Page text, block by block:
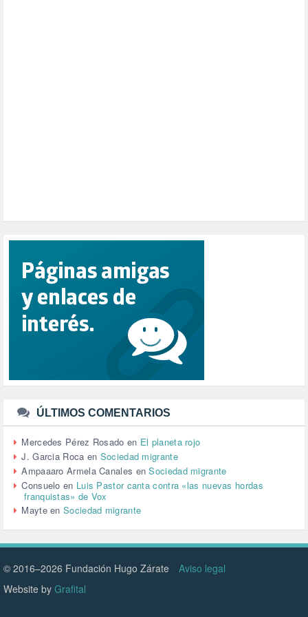
PUERTO DE VALENCIA (1)
RACISMO (1)
RELIGIÓN (114)
REPUBLICA (1)
SALUD (108)
SENSIBILIZACIÓN (576)
SINDICATOS (12)
TTIP (6)
URBANISMO (1)
URBANIZACIÓN (1)
VEJEZ (1)
VENEZUELA (3)
VENEZULA (1)
VIAJES (1)
VIOLENCIA (2)
VIOLENCIA DE GÉNERO (223)
VIVIENDA (9)
VOLODIMIR ZELENSKY (1)
ÚLTIMOS COMENTARIOS
Mercedes Pérez Rosado en El planeta rojo
J. Garcia Roca en Sociedad migrante
Ampaaaro Armela Canales enSociedad migrante
Consuelo en Luis Pastor canta contra «las nuevas hordas
franquistas» de Vox
MayteenSociedad migrante
© 2016–2026 Fundación Hugo Zárate
Aviso legal
Website by Grafital